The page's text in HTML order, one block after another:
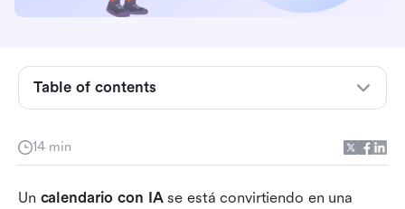
14 min
Un calendario con IA se está convirtiendo en una
Table of contents
Instantánea de las 5 principales herramientas de
¿Qué es un calendario de IA?
diseñados para resolver